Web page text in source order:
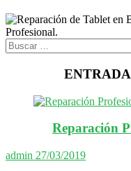
Buscar
…
Reparación
admin 27/03/2019